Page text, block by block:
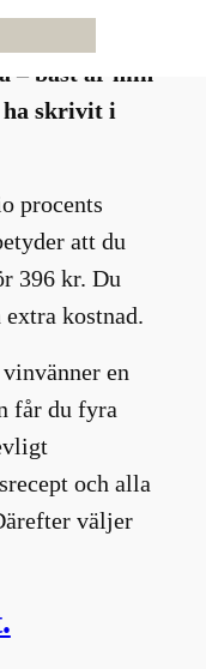
– bäst är min
ha skrivit i
procents
att du
396 kr. Du
kostnad.
en
får du fyra
och alla
väljer